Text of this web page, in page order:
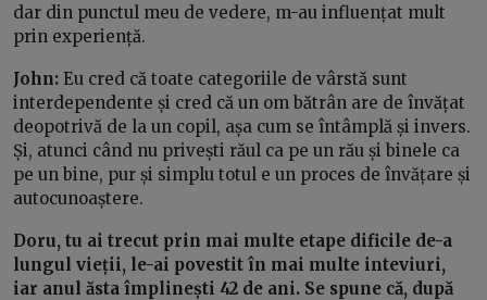
dar din punctul meu de vedere, m-au influențat mult
prin experiență.
John: Eu cred că toate categoriile de vârstă sunt
interdependente și cred că un om bătrân are de învățat
deopotrivă de la un copil, așa cum se întâmplă și invers.
Și, atunci când nu privești răul ca pe un rău și binele ca
pe un bine, pur și simplu totul e un proces de învățare și
autocunoaștere.
Doru, tu ai trecut prin mai multe etape dificile de-a
lungul vieții, le-ai povestit în mai multe inteviuri,
iar anul ăsta împlinești 42 de ani. Se spune că, după